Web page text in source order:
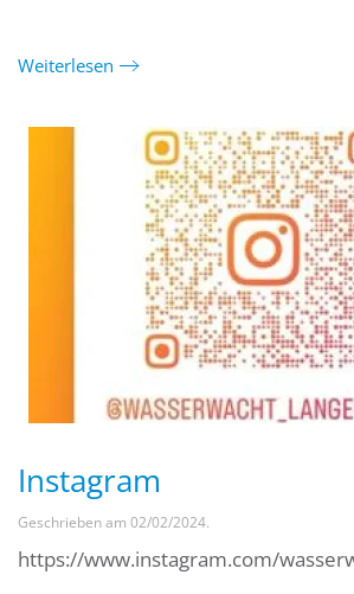
Weiterlesen
Instagram
Geschrieben am 02/02/2024.
https://www.instagram.com/